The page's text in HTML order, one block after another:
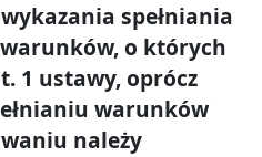
spełniania
o których
1 ustawy, oprócz
warunków
należy